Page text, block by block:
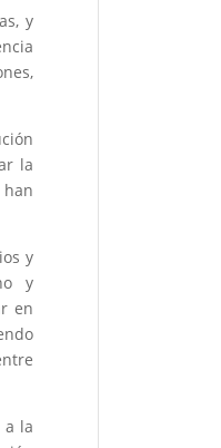
y
la
y
y
en
a la